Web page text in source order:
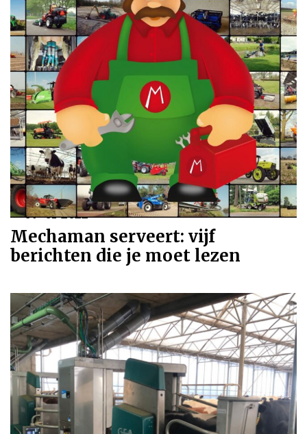
07-01-2022
Mechaman serveert: vijf
berichten die je moet lezen